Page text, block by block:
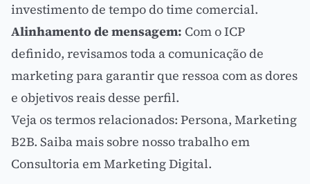
investimento de tempo do time comercial.
Alinhamento de mensagem: Com o ICP
definido, revisamos toda a comunicação de
marketing para garantir que ressoa com as dores
e objetivos reais desse perfil.
Veja os termos relacionados: Persona, Marketing
B2B. Saiba mais sobre nosso trabalho em
Consultoria em Marketing Digital.